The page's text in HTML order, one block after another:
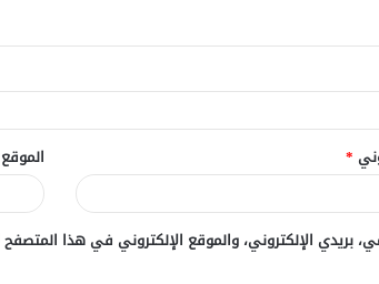
*
بريدي الإلكتروني، والموقع الإلكتروني في هذا